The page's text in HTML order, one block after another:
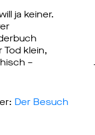
ja keiner.
Tod klein,
–
Der Besuch